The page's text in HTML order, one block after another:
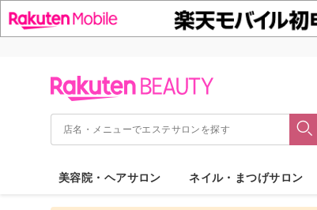
美容院・ヘアサロン ネイル・まつげサロン